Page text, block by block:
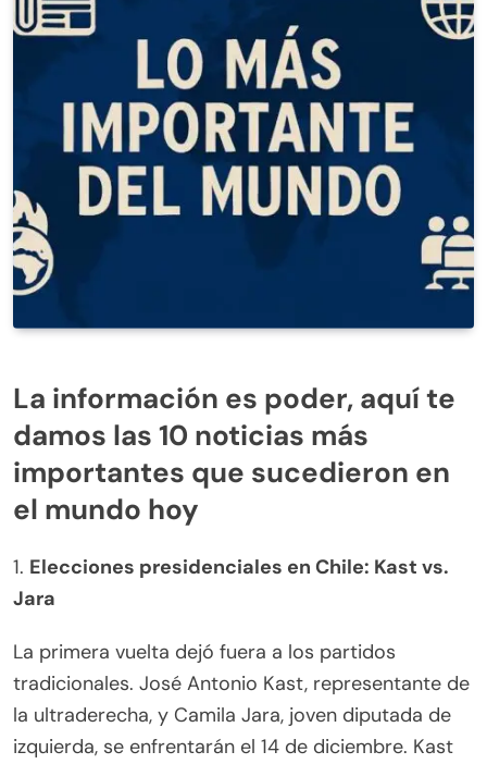
La información es poder, aquí te
damos las 10 noticias más
importantes que sucedieron en
el mundo hoy
1. Elecciones presidenciales en Chile: Kast vs.
Jara
La primera vuelta dejó fuera a los partidos
tradicionales. José Antonio Kast, representante de
la ultraderecha, y Camila Jara, joven diputada de
izquierda, se enfrentarán el 14 de diciembre. Kast